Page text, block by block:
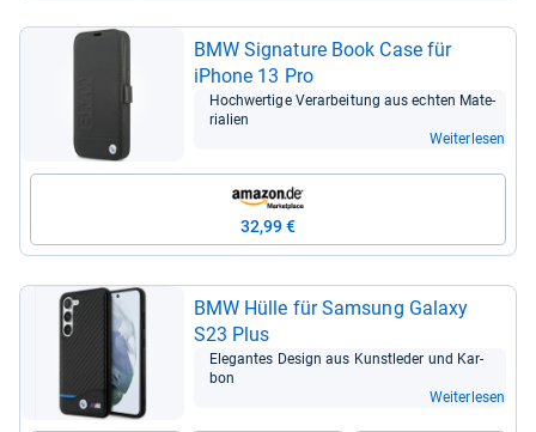
BMW Signa­ture Book Case für
iPhone 13 Pro
Hoch­wer­tige Ver­ar­bei­tung aus ech­ten Mate­
ria­lien
Weiterlesen
32,99 €
BMW Hülle für Sam­sung Galaxy
S23 Plus
Ele­gan­tes Design aus Kunst­le­der und Kar­
bon
Weiterlesen